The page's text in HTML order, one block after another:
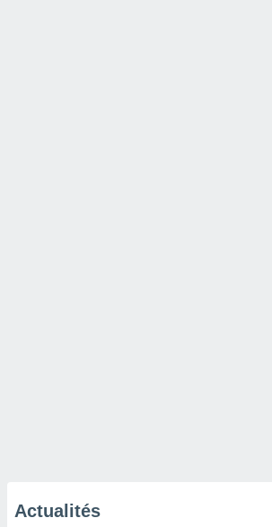
Actualités